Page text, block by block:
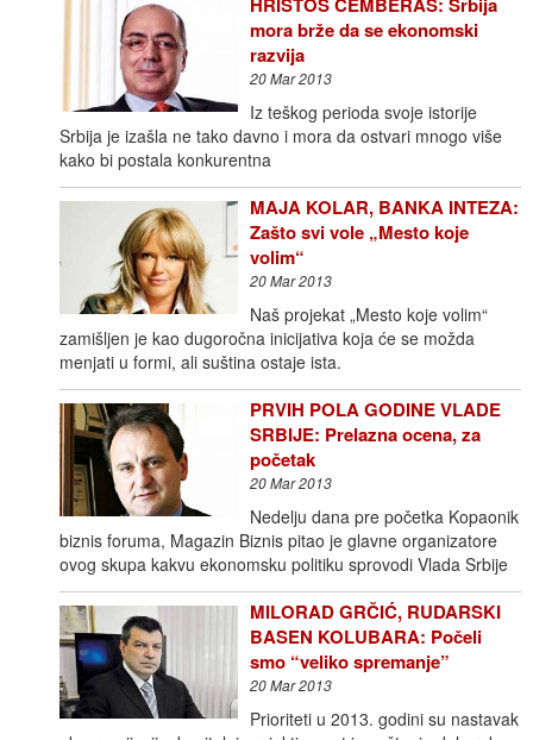
mora brže da se ekonomski
razvija
20 Mar 2013
Iz teškog perioda svoje istorije
Srbija je izašla ne tako davno i mora da ostvari mnogo više
kako bi postala konkurentna
MAJA KOLAR, BANKA INTEZA:
Zašto svi vole „Mesto koje
volim“
20 Mar 2013
Naš projekat „Mesto koje volim“
zamišljen je kao dugoročna inicijativa koja će se možda
menjati u formi, ali suština ostaje ista.
PRVIH POLA GODINE VLADE
SRBIJE: Prelazna ocena, za
početak
20 Mar 2013
Nedelju dana pre početka Kopaonik
biznis foruma, Magazin Biznis pitao je glavne organizatore
ovog skupa kakvu ekonomsku politiku sprovodi Vlada Srbije
MILORAD GRČIĆ, RUDARSKI
BASEN KOLUBARA: Počeli
smo “veliko spremanje”
20 Mar 2013
Prioriteti u 2013. godini su nastavak